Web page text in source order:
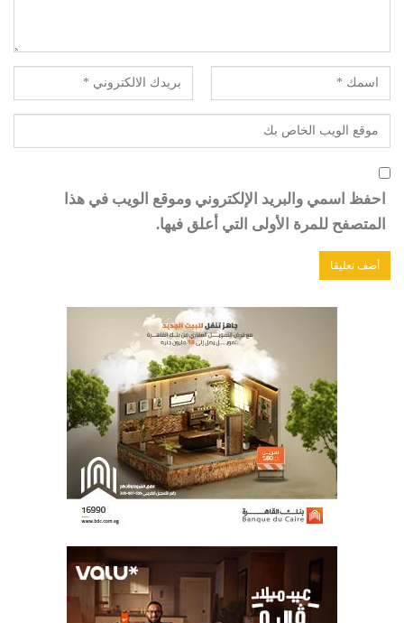
احفظ اسمي والبريد الإلكتروني وموقع الويب في هذا
المتصفح للمرة الأولى التي أعلق فيها.